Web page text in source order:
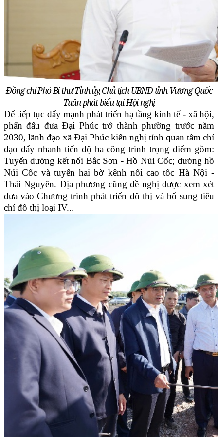
Đồng chí Phó Bí thư Tỉnh ủy, Chủ tịch UBND tỉnh Vương Quốc
Tuấn phát biểu tại Hội nghị
Để tiếp tục đẩy mạnh phát triển hạ tầng kinh tế - xã hội,
phấn đấu đưa Đại Phúc trở thành phường trước năm
2030, lãnh đạo xã Đại Phúc kiến nghị tỉnh quan tâm chỉ
đạo đẩy nhanh tiến độ ba công trình trọng điểm gồm:
Tuyến đường kết nối Bắc Sơn - Hồ Núi Cốc; đường hồ
Núi Cốc và tuyến hai bờ kênh nối cao tốc Hà Nội -
Thái Nguyên. Địa phương cũng đề nghị được xem xét
đưa vào Chương trình phát triển đô thị và bổ sung tiêu
chí đô thị loại IV...